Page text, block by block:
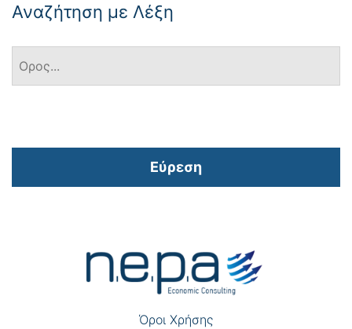
Αναζήτηση με Λέξη
Εύρεση
άρθρων
Όροι Χρήσης